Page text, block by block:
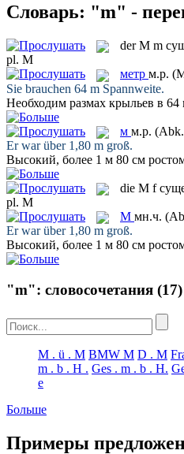
Словарь: "m" -
derM m
pl. M
метр м.р.
Sie brauchen 64 m Spannweite.
Необходим размах крыльев в 64
м м.р.
Er war über 1,80 m groß.
Высокий, более 1 м 80 см
die M f
pl. M
М мн.ч.
Er war über 1,80 m groß.
Высокий, более 1 м 80 см
"m": словосочетания (17)
M . ü . M BMW M D . M
m . b . H . Ges . m . b . H.
e
Больше
Примеры